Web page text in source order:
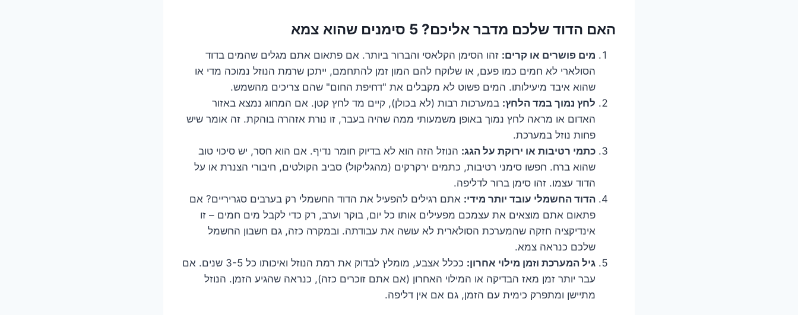
האם הדוד שלכם מדבר אליכם? 5 סימנים שהוא צמא
מים פושרים או קרים: זהו הסימן הקלאסי והברור ביותר. אם פתאום אתם מגלים שהמים בדוד
הסולארי לא חמים כמו פעם, או שלוקח להם המון זמן להתחמם, ייתכן שרמת הנוזל נמוכה מדי או
שהוא איבד מיעילותו. המים פשוט לא מקבלים את "דחיפת החום" שהם צריכים מהשמש.
לחץ נמוך במד הלחץ: במערכות רבות (לא בכולן), קיים מד לחץ קטן. אם המחוג נמצא באזור
האדום או מראה לחץ נמוך באופן משמעותי ממה שהיה בעבר, זו נורת אזהרה בוהקת. זה אומר שיש
פחות נוזל במערכת.
כתמי רטיבות או ירוקת על הגג: הנוזל הזה הוא לא בדיוק חומר נדיף. אם הוא חסר, יש סיכוי טוב
שהוא ברח. חפשו סימני רטיבות, כתמים ירקרקים (מהגליקול) סביב הקולטים, חיבורי הצנרת או על
הדוד עצמו. זהו סימן ברור לדליפה.
הדוד החשמלי עובד יותר מידי: אתם רגילים להפעיל את הדוד החשמלי רק בערבים סגריריים? אם
פתאום אתם מוצאים את עצמכם מפעילים אותו כל יום, בוקר וערב, רק כדי לקבל מים חמים – זו
אינדיקציה חזקה שהמערכת הסולארית לא עושה את עבודתה. ובמקרה כזה, גם חשבון החשמל
שלכם כנראה צמא.
גיל המערכת וזמן מילוי אחרון:
ככלל אצבע, מומלץ לבדוק את רמת הנוזל ואיכותו כל 3-5 שנים. אם
עבר יותר זמן מאז הבדיקה או המילוי האחרון (אם אתם זוכרים כזה), כנראה שהגיע הזמן. הנוזל
מתיישן ומתפרק כימית עם הזמן, גם אם אין דליפה.